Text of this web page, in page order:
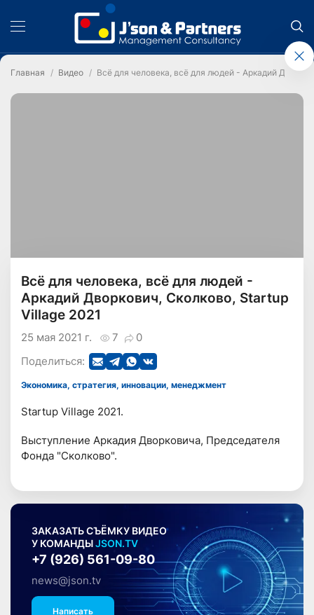
Главная Видео Всё для человека, всё для людей - Аркадий
Всё для человека, всё для людей -
Аркадий Дворкович, Сколково, Startup
Village 2021
7 0
25 мая 2021 г.
Поделиться:
Экономика, стратегия, инновации, менеджмент
Startup Village 2021.
Выступление Аркадия Дворковича, Председателя
Фонда "Сколково".
ЗАКАЗАТЬ СЪЁМКУ ВИДЕО
У КОМАНДЫJSON.TV
+7 (926) 561-09-80
news@json.tv
Написать